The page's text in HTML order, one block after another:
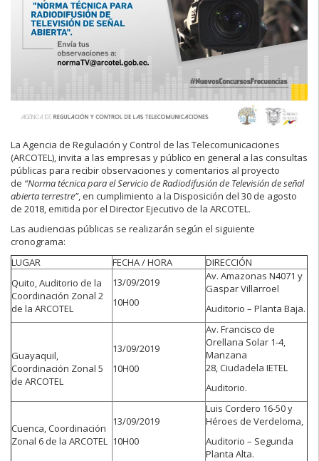
La Agencia de Regulación y Control de las Telecomunicaciones
(ARCOTEL), invita a las empresas y público en general a las consultas
públicas para recibir observaciones y comentarios al proyecto
de “Norma técnica para el Servicio de Radiodifusión de Televisión de señal
abierta terrestre”, en cumplimiento a la Disposición del 30 de agosto
de 2018, emitida por el Director Ejecutivo de la ARCOTEL.
Las audiencias públicas se realizarán según el siguiente
cronograma:
LUGAR
FECHA / HORA
DIRECCIÓN
Quito, Auditorio de la
Coordinación Zonal 2
de la ARCOTEL
13/09/2019
10H00
Av. Amazonas N4071 y
Gaspar Villarroel
Auditorio – Planta Baja.
Guayaquil,
Coordinación Zonal 5
de ARCOTEL
13/09/2019
10H00
Av. Francisco de
Orellana Solar 1-4,
Manzana
28, Ciudadela IETEL
Auditorio.
Cuenca, Coordinación
Zonal 6 de la ARCOTEL
13/09/2019
10H00
Luis Cordero 16-50 y
Héroes de Verdeloma,
Auditorio – Segunda
Planta Alta.